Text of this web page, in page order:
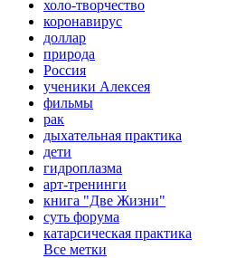
холо-творчество
коронавирус
доллар
природа
Россия
ученики Алексея
фильмы
рак
дыхательная практика
дети
гидроплазма
арт-тренинги
книга "Две Жизни"
суть форума
катарсическая практика
Все метки